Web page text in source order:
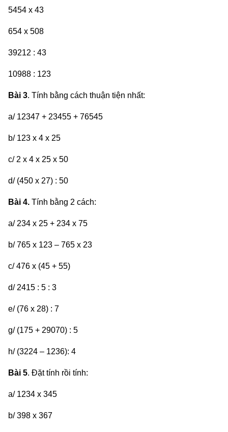
5454 x 43
654 x 508
39212 : 43
10988 : 123
Bài 3. Tính bằng cách thuận tiện nhất:
a/ 12347 + 23455 + 76545
b/ 123 x 4 x 25
c/ 2 x 4 x 25 x 50
d/ (450 x 27) : 50
Bài 4. Tính bằng 2 cách:
a/ 234 x 25 + 234 x 75
b/ 765 x 123 – 765 x 23
c/ 476 x (45 + 55)
d/ 2415 : 5 : 3
e/ (76 x 28) : 7
g/ (175 + 29070) : 5
h/ (3224 – 1236): 4
Bài 5. Đặt tính rồi tính:
a/ 1234 x 345
b/ 398 x 367